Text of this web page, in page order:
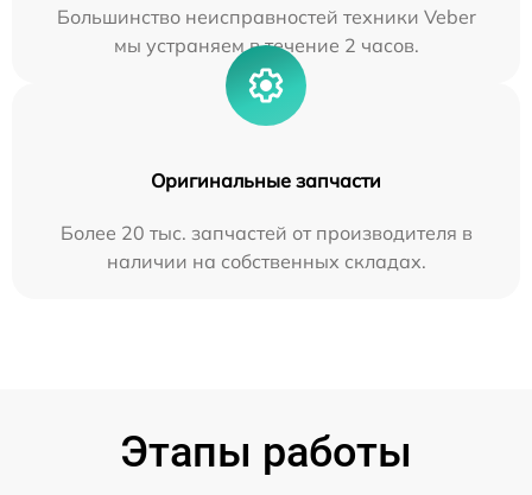
Большинство неисправностей техники Veber
мы устраняем в течение 2 часов.
Оригинальные запчасти
Более 20 тыс. запчастей от производителя в
наличии на собственных складах.
Этапы работы